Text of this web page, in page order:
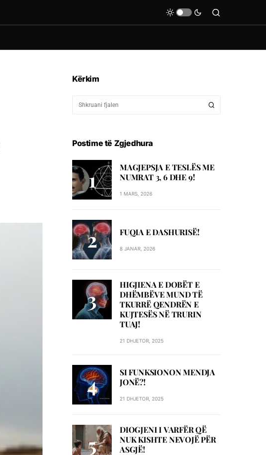
Kërkim
Postime të Zgjedhura
MAGJEPSJA E TESLËS ME
NUMRAT 3, 6 DHE 9!
1 MARS, 2026
FUQIA E DASHURISË!
8 JANAR, 2026
HIGJIENA E DOBËT E
DHËMBËVE MUND TË
TKURRË QENDRËN E
KUJTESËS NË TRURIN
TUAJ!
21 DHJETOR, 2025
SI FUNKSIONON MENDJA
JONË?!
21 DHJETOR, 2025
DIOGJENI I VARFËR QË
NUK KISHTE NEVOJË PËR
ASGJË!